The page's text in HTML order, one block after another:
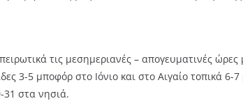
τις μεσημεριανές – απογευματινές ώρες
3-5 μποφόρ στο Ιόνιο και στο Αιγαίο τοπικά
31 στα νησιά.